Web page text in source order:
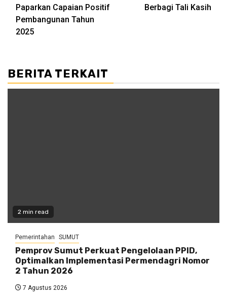
Paparkan Capaian Positif
Pembangunan Tahun
2025
Berbagi Tali Kasih
BERITA TERKAIT
2 min read
Pemerintahan SUMUT
Pemprov Sumut Perkuat Pengelolaan PPID,
Optimalkan Implementasi Permendagri Nomor
2 Tahun 2026
7 Agustus 2026